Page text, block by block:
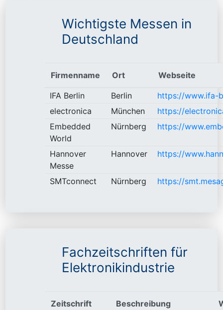
Wichtigste Messen in
Deutschland
Firmenname Ort Webseite
IFA Berlin Berlin
https://www.ifa-
electronica
München
https://
Embedded
World
Nürnberg https://
Hannover
Messe
Hannover https://
SMTconnect Nürnberg https://
Fachzeitschriften für
Elektronikindustrie
Zeitschrift Beschreibung